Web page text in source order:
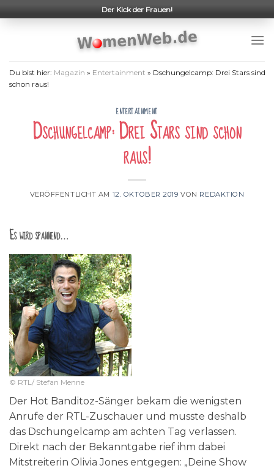
to
Der Kick der Frauen!
Du bist hier: Magazin » Entertainment » Dschungelcamp: Drei Stars sind
schon raus!
ENTERTAINMENT
Dschungelcamp: Drei Stars sind schon
raus!
VERÖFFENTLICHT AM 12. OKTOBER 2019 VON REDAKTION
Es wird spannend…
© RTL/ Stefan Menne
Der Hot Banditoz-Sänger bekam die wenigsten
Anrufe der RTL-Zuschauer und musste deshalb
das Dschungelcamp am achten Tag verlassen.
Direkt nach der Bekanntgabe rief ihm dabei
Mitstreiterin Olivia Jones entgegen: „Deine Show